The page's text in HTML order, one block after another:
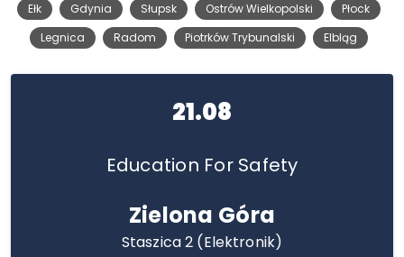
Ełk
Gdynia Słupsk Ostrów Wielkopolski
Płock
Legnica
Radom Piotrków Trybunalski Elbląg
21.08
Education For Safety
Zielona Góra
Staszica 2 (Elektronik)